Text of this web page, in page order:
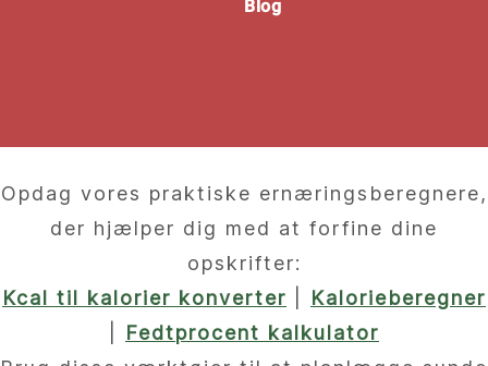
Blog
Opdag vores praktiske ernæringsberegnere,
der hjælper dig med at forfine dine
opskrifter:
Kcal til kalorier konverter
Kalorieberegner
Fedtprocent kalkulator